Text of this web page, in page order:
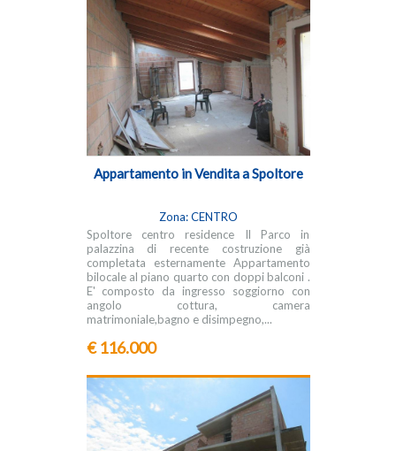
Appartamento in Vendita a Spoltore
Zona: CENTRO
Spoltore centro residence Il Parco in
palazzina di recente costruzione già
completata esternamente Appartamento
bilocale al piano quarto con doppi balconi .
E' composto da ingresso soggiorno con
angolo cottura, camera
matrimoniale,bagno e disimpegno,...
€ 116.000